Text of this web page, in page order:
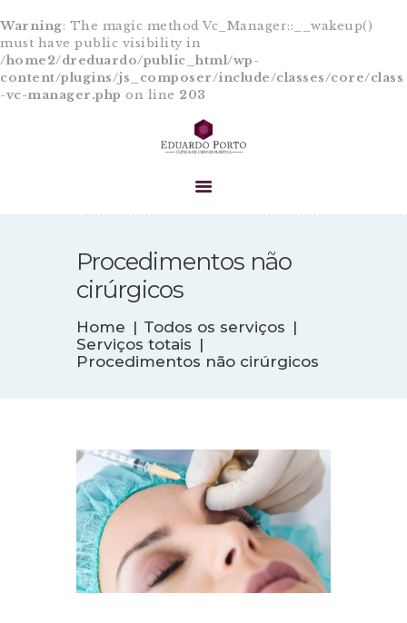
Warning: The magic method Vc_Manager::__wakeup()
must have public visibility in
/home2/dreduardo/public_html/wp-
content/plugins/js_composer/include/classes/core/class
-vc-manager.php on line 203
Procedimentos não
cirúrgicos
Home
Todos os serviços
Serviços totais
Procedimentos não cirúrgicos
A CLÍNICA
PROCEDIMENTOS
CONTATO